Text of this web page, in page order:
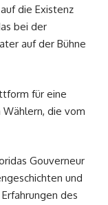
die Existenz
bei der
auf der Bühne
für eine
die vom
Gouverneur
und
des